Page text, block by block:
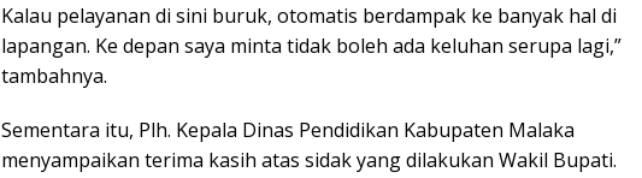
Kalau pelayanan di sini buruk, otomatis berdampak ke banyak hal di
lapangan. Ke depan saya minta tidak boleh ada keluhan serupa lagi,”
tambahnya.
Sementara itu, Plh. Kepala Dinas Pendidikan Kabupaten Malaka
menyampaikan terima kasih atas sidak yang dilakukan Wakil Bupati.